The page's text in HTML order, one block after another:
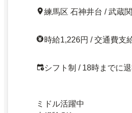
練馬区 石神井台 / 武蔵
時給1,226円 / 交通費支
シフト制 / 18時までに
ミドル活躍中